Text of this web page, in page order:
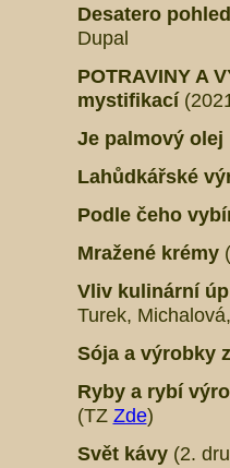
Desatero
Dupal
POTRAVINY A
mystifikací
Je palmový
Lahůdkářské
Podle čeho
Mražené krémy
Vliv kulinární
Turek,
Sója a výrobky
Ryby a rybí
(TZ Zde)
Svět kávy(2.